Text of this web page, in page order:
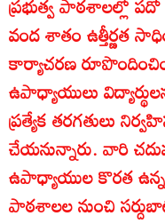
వంద శాతం ఉత్తీర్ణత
కార్యాచరణ
ఉపాధ్యాయులు
ప్రత్యేక తరగతులు
చేయనున్నారు. వారి
ఉపాధ్యాయుల కొరత
పాఠశాలల నుంచి